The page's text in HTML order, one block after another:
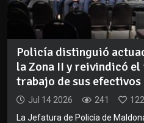
Policía distinguió
la Zona II y reivindicó
trabajo de sus efectivos
Jul 14 2026 241
122
La Jefatura de Policía de